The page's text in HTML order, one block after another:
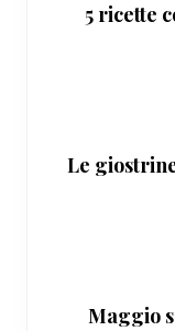
5 ricette
Le
Maggio